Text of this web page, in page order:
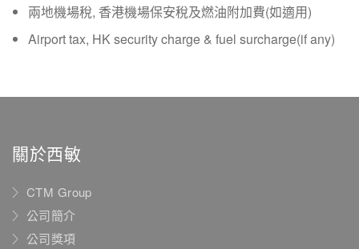
兩地機場稅, 香港機場保安稅及燃油附加費(如適用)
Airport tax, HK security charge & fuel surcharge(if any)
關於西敏
CTM Group
公司簡介
公司獎項